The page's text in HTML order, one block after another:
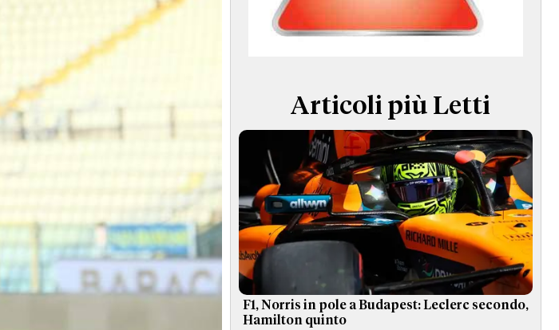
TERMINI e CONDIZIONI
Articoli più Letti
F1, Norris in pole a Budapest: Leclerc secondo,
Hamilton quinto